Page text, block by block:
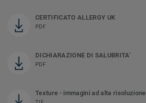
CERTIFICATO ALLERGY UK
PDF
DICHIARAZIONE DI SALUBRITA’
PDF
Texture - immagini ad alta risoluzione